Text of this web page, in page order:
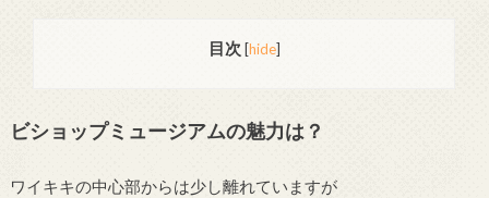
目次 [hide]
ビショップミュージアムの魅力は？
ワイキキの中心部からは少し離れていますが